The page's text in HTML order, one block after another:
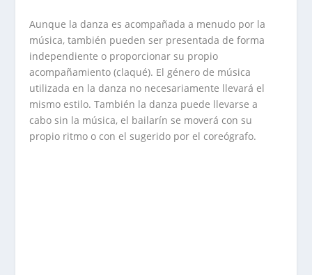
Aunque la danza es acompañada a menudo por la
música, también pueden ser presentada de forma
independiente o proporcionar su propio
acompañamiento (claqué). El género de música
utilizada en la danza no necesariamente llevará el
mismo estilo. También la danza puede llevarse a
cabo sin la música, el bailarín se moverá con su
propio ritmo o con el sugerido por el coreógrafo.